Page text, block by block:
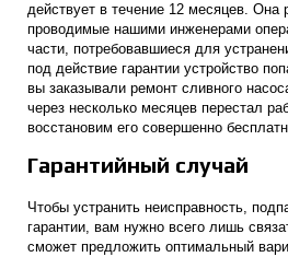
действует в течение 12 месяцев. Она
проводимые нашими инженерами
части, потребовавшиеся для
под действие гарантии устройство
вы заказывали ремонт сливного
через несколько месяцев перестал
восстановим его совершенно
Гарантийный случай
Чтобы устранить неисправность,
гарантии, вам нужно всего лишь
сможет предложить оптимальный